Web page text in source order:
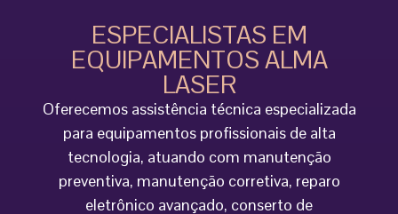
ESPECIALISTAS EM
EQUIPAMENTOS ALMA
LASER
Oferecemos assistência técnica especializada
para equipamentos profissionais de alta
tecnologia, atuando com manutenção
preventiva, manutenção corretiva, reparo
eletrônico avançado, conserto de